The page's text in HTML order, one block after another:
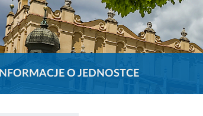
INFORMACJE O JEDNOSTCE